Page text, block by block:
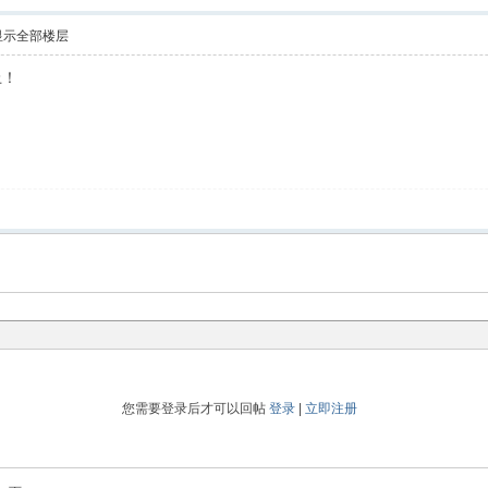
示全部楼层
您需要登录后才可以回帖 登录| 立即注册